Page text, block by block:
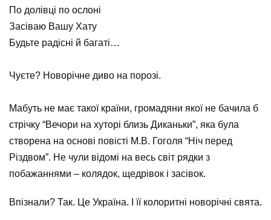
По долівці по ослоні
Засіваю Вашу Xату
Будьте радісні й багаті…
Чуєте? Новорічне диво на порозі.
Мабуть не має такої країни, громадяни якої не бачила б
стрічку “Вечори на хуторі близь Диканьки”, яка була
створена на основі повісті М.В. Гоголя “Ніч перед
Різдвом”. Не чули відомі на весь світ рядки з
побажаннями – колядок, щедрівок і засівок.
Впізнали? Так. Це Україна. І її колоритні новорічні свята.